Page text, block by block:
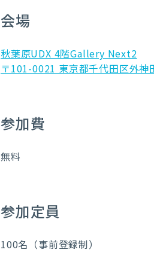
会場
秋葉原UDX 4階Gallery Next2
〒101-0021 東京都千代田区外神
参加費
無料
参加定員
100名（事前登録制）